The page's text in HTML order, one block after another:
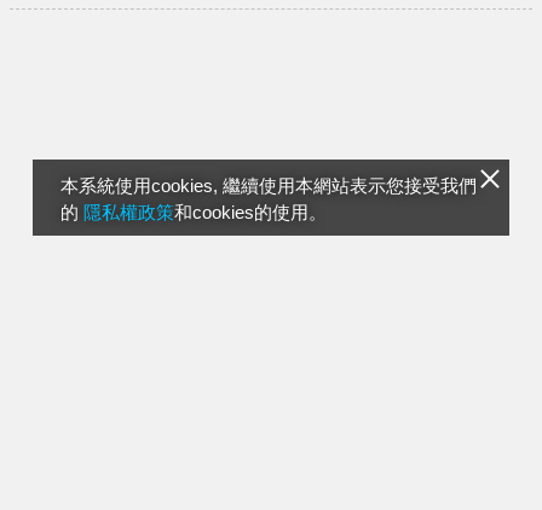
本系統使用cookies, 繼續使用本網站表示您接受我們
的 隱私權政策和cookies的使用。